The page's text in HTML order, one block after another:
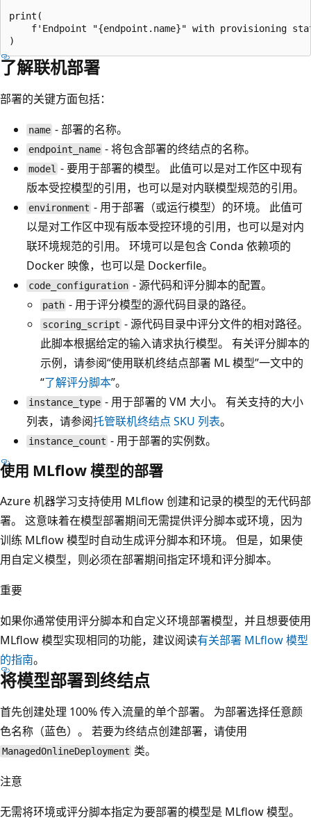
print(
f'Endpoint "{endpoint.name}" with provisioning
了解联机部署
部署的关键方面包括：
name - 部署的名称。
endpoint_name - 将包含部署的终结点的名称。
model - 要用于部署的模型。 此值可以是对工作区中现有
版本受控模型的引用，也可以是对内联模型规范的引用。
environment - 用于部署（或运行模型）的环境。 此值可
以是对工作区中现有版本受控环境的引用，也可以是对内
联环境规范的引用。 环境可以是包含 Conda 依赖项的
Docker 映像，也可以是 Dockerfile。
code_configuration - 源代码和评分脚本的配置。
path - 用于评分模型的源代码目录的路径。
scoring_script - 源代码目录中评分文件的相对路径。
此脚本根据给定的输入请求执行模型。 有关评分脚本的
示例，请参阅“使用联机终结点部署 ML 模型”一文中的
“了解评分脚本”。
instance_type - 用于部署的 VM 大小。 有关支持的大小
列表，请参阅托管联机终结点 SKU 列表。
instance_count - 用于部署的实例数。
使用 MLflow 模型的部署
Azure 机器学习支持使用 MLflow 创建和记录的模型的无代码部
署。 这意味着在模型部署期间无需提供评分脚本或环境，因为
训练 MLflow 模型时自动生成评分脚本和环境。 但是，如果使
用自定义模型，则必须在部署期间指定环境和评分脚本。
重要
如果你通常使用评分脚本和自定义环境部署模型，并且想要使用
MLflow 模型实现相同的功能，建议阅读有关部署 MLflow 模型
的指南。
将模型部署到终结点
首先创建处理 100% 传入流量的单个部署。 为部署选择任意颜
色名称（蓝色） 。 若要为终结点创建部署，请使用
ManagedOnlineDeployment 类。
注意
无需将环境或评分脚本指定为要部署的模型是 MLflow 模型。